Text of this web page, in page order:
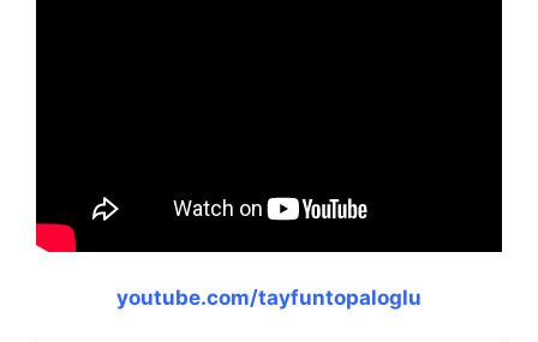
youtube.com/tayfuntopaloglu